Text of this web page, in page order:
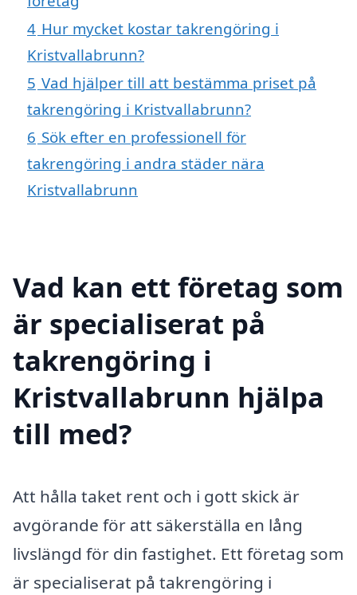
4 Hur mycket kostar takrengöring i
Kristvallabrunn?
5 Vad hjälper till att bestämma priset på
takrengöring i Kristvallabrunn?
6 Sök efter en professionell för
takrengöring i andra städer nära
Kristvallabrunn
Vad kan ett företag som
är specialiserat på
takrengöring i
Kristvallabrunn hjälpa
till med?
Att hålla taket rent och i gott skick är
avgörande för att säkerställa en lång
livslängd för din fastighet. Ett företag som
är specialiserat på takrengöring i